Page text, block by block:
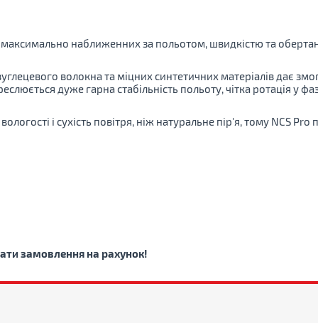
наближенних за польотом, швидкістю та
волокна та міцних синтетичних матеріалів дає
дуже гарна стабільність польоту, чітка ротація у
і сухість повітря, ніж натуральне пір'я, тому NCS Pro
замовлення на рахунок!